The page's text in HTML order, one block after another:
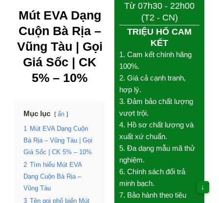
Mút EVA Dạng
CuộnBà Rịa –
Vũng Tàu | Gọi
Giá Sốc | CK
5% – 10%
Mục lục ẩn
1 Mút EVA Dạng Cuộn
Bà Rịa – Vũng Tàu | Gọi
Giá Sốc | CK 5% – 10%
2 Tìm hiểu Mút EVA
Dạng Cuộn Bà Rịa –
Vũng Tàu
3 Tên gọi phổ biến Mút
(T2 - CN)
TRIỆU HỔ CAM KẾT
1. Cam kết chính hãng
2. Giá cả cạnh tranh, hợp
lý.
3. Đảm bảo chất lượng
vượt trội.
4. Hồ sơ chất lượng và
xuất xứ chuẩn.
5. Đa dạng mẫu mã thử
nghiệm.
6. Chính sách đổi trả
minh bạch.
7. Bảo hành theo tiêu
chuẩn NSX.
8. Hướng dẫn thi công
↓